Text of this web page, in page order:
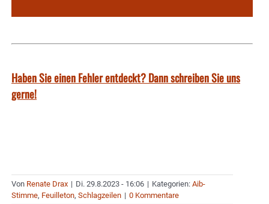
Haben Sie einen Fehler entdeckt? Dann schreiben Sie uns
gerne!
Von Renate Drax | Di. 29.8.2023 - 16:06 | Kategorien: Aib-
Stimme, Feuilleton, Schlagzeilen | 0 Kommentare